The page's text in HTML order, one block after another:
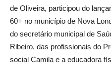
de Oliveira, participou do
60+ no município de Nova
do secretário municipal de
Ribeiro, das profissionais do
social Camila e a educadora